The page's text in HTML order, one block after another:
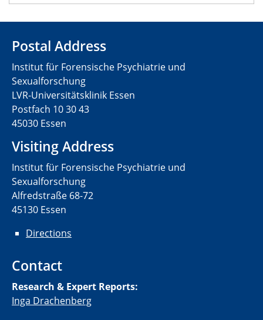
Postal Address
Institut für Forensische Psychiatrie und
Sexualforschung
LVR-Universitätsklinik Essen
Postfach 10 30 43
45030 Essen
Visiting Address
Institut für Forensische Psychiatrie und
Sexualforschung
Alfredstraße 68-72
45130 Essen
Directions
Contact
Research & Expert Reports:
Inga Drachenberg